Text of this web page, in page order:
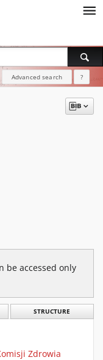
Advanced search ?
be accessed only
STRUCTURE
Zdrowia